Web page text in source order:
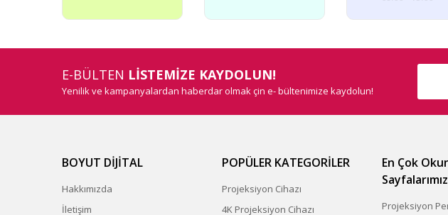
E-BÜLTEN LİSTEMİZE KAYDOLUN!
Yenilik ve kampanyalardan haberdar olmak çin e- bültenimize kaydolun!
BOYUT DİJİTAL
Hakkımızda
İletişim
POPÜLER KATEGORİLER
Projeksiyon Cihazı
4K Projeksiyon Cihazı
En Çok
Sayfalarımız
Projeksiyon